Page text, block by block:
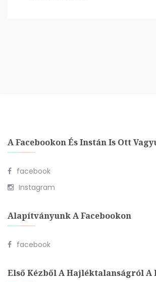
A Facebookon És Instán Is Ott
facebook
Instagram
Alapítványunk A Facebookon
facebook
Első Kézből A Hajléktalanságról A